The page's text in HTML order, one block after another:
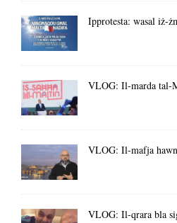
Ipprotesta: wasal iż-
VLOG: Il-marda tal-
VLOG: Il-mafja hawn
VLOG: Il-qrara bla